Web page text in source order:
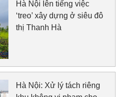
Hà Nội lên tiếng việc
‘treo’ xây dựng ở siêu đô
thị Thanh Hà
Hà Nội: Xử lý tách riêng